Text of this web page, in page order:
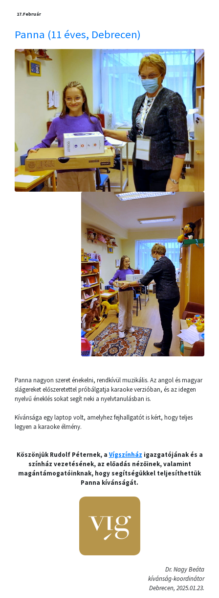
17.Február
Panna (11 éves, Debrecen)
Panna nagyon szeret énekelni, rendkívül muzikális. Az angol és magyar
slágereket előszeretettel próbálgatja karaoke verzióban, és az idegen
nyelvű éneklés sokat segít neki a nyelvtanulásban is.
Kívánsága egy laptop volt, amelyhez fejhallgatót is kért, hogy teljes
legyen a karaoke élmény.
Köszönjük Rudolf Péternek, a Vígszínház igazgatójának és a
színház vezetésének, az előadás nézőinek, valamint
magántámogatóinknak, hogy segítségükkel teljesíthettük
Panna kívánságát.
Dr. Nagy Beáta
kívánság-koordinátor
Debrecen, 2025.01.23.